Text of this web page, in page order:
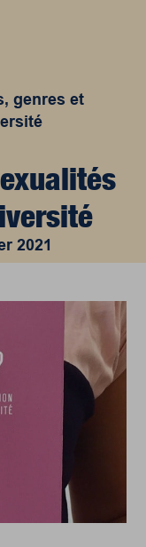
genres et
2021